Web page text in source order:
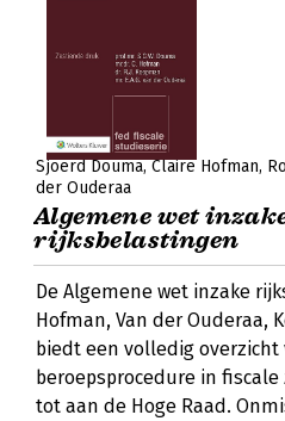
Sjoerd Douma Claire Hofman
der Ouderaa
Algemene wet
rijksbelastingen
De Algemene wet inzake
Hofman, Van der Ouderaa,
biedt een volledig overzicht
beroepsprocedure in
tot aan de Hoge Raad.